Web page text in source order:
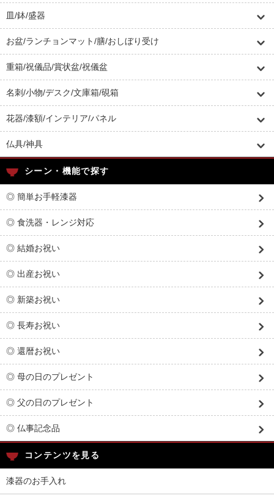
皿/鉢/盛器
お盆/ランチョンマット/膳/おしぼり受け
重箱/祝儀品/賞状盆/祝儀盆
名刺/小物/デスク/文庫箱/硯箱
花器/漆額/インテリア/パネル
仏具/神具
シーン・機能で探す
◎ 簡単お手軽漆器
◎ 食洗器・レンジ対応
◎ 結婚お祝い
◎ 出産お祝い
◎ 新築お祝い
◎ 長寿お祝い
◎ 還暦お祝い
◎ 母の日のプレゼント
◎ 父の日のプレゼント
◎ 仏事記念品
コンテンツを見る
漆器のお手入れ